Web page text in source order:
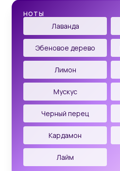
НОТЫ
Лаванда
Эбеновое дерево
Лимон
Мускус
Черный перец
Кардамон
Лайм